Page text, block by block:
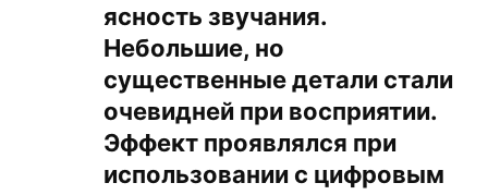
ясность звучания.
Небольшие, но
существенные детали стали
очевидней при восприятии.
Эффект проявлялся при
использовании с цифровым